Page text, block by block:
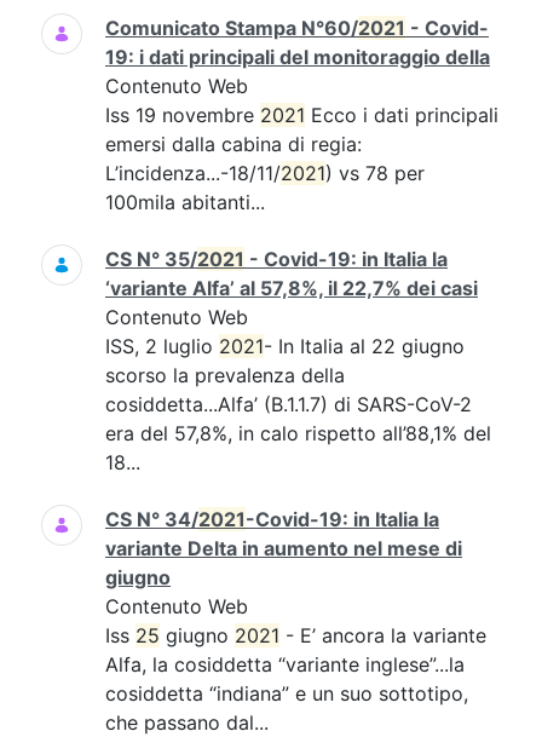
Comunicato Stampa N°60/2021 - Covid-
19: i dati principali del monitoraggio della
Contenuto Web
Iss 19 novembre 2021 Ecco i dati principali
emersi dalla cabina di regia:
L’incidenza...-18/11/2021) vs 78 per
100mila abitanti...
CS N° 35/2021 - Covid-19: in Italia la
‘variante Alfa’ al 57,8%, il 22,7% dei casi
Contenuto Web
ISS, 2 luglio 2021- In Italia al 22 giugno
scorso la prevalenza della
cosiddetta...Alfa’ (B.1.1.7) di SARS-CoV-2
era del 57,8%, in calo rispetto all’88,1% del
18...
CS N° 34/2021-Covid-19: in Italia la
variante Delta in aumento nel mese di
giugno
Contenuto Web
Iss 25 giugno 2021 - E’ ancora la variante
Alfa, la cosiddetta “variante inglese”...la
cosiddetta “indiana” e un suo sottotipo,
che passano dal...